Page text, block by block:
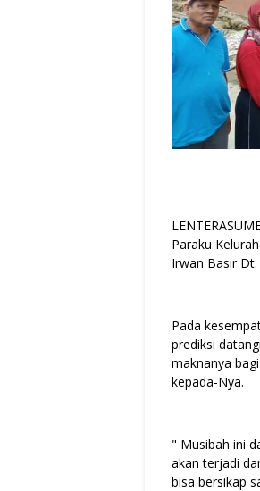
Paraku
Irwan Basir
Pada
prediksi
maknanya
kepada-Nya.
" Musibah ini
akan terjadi
bisa bersikap